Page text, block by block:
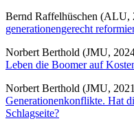
Bernd Raffelhüschen (ALU,
generationengerecht
Norbert Berthold (JMU,
Leben die Boomer auf
Norbert Berthold (JMU,
Generationenkonflikte. Hat
Schlagseite?